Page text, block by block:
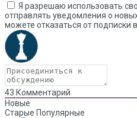
Я разрешаю использовать
отправлять уведомления о
можете отказаться от подписки
43 Комментарий
Новые
Старые Популярные